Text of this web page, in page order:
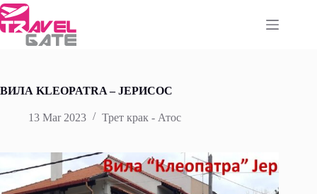
Skip
to
content
ВИЛА KLEOPATRA – ЈЕРИСОС
13 Mar 2023 Трет крак - Атос